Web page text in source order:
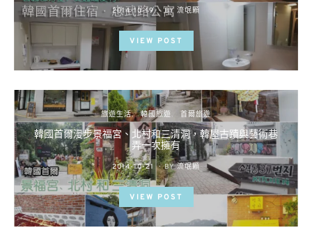
POSTED
ON
2014-10-19 BY 流氓顆
VIEW POST
旅遊生活 韓國旅遊 首爾旅遊
韓國首爾漫步景福宮、北村和三清洞，韓屋古蹟與藝術巷
弄一次擁有
POSTED
ON
2014-10-21 BY 流氓顆
VIEW POST